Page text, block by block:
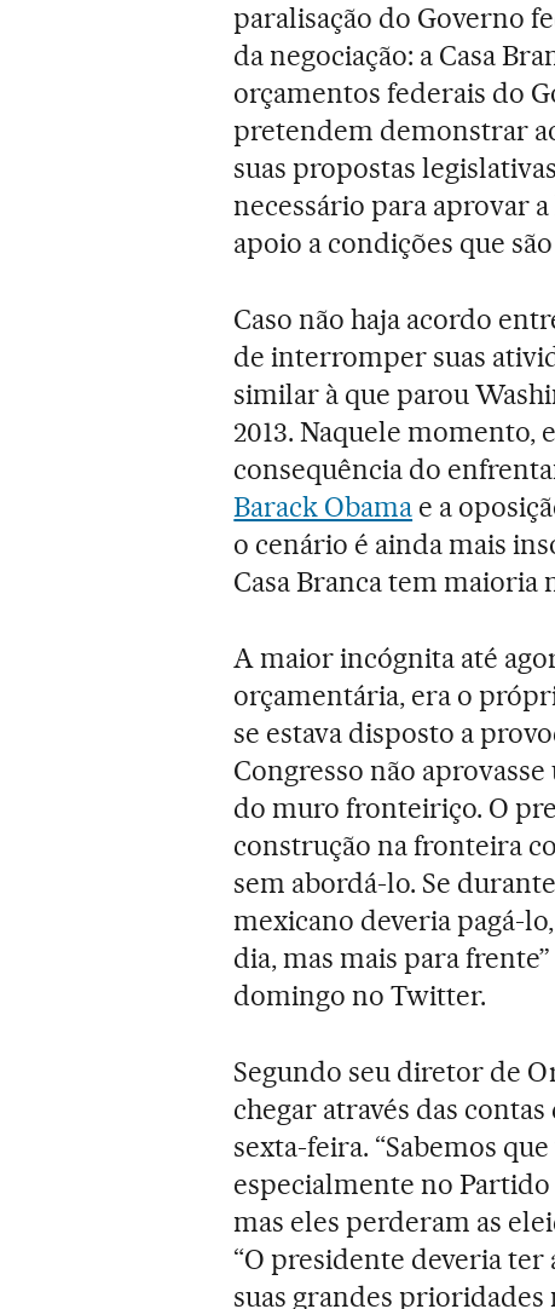
paralisação do Governo
da negociação: a Casa
orçamentos federais do
pretendem demonstrar
suas propostas
necessário para aprovar
apoio a condições que
Caso não haja acordo
de interromper suas
similar à que parou
2013. Naquele momento,
consequência do
Barack Obama e a
o cenário é ainda mais
Casa Branca tem maioria
A maior incógnita até
orçamentária, era o
se estava disposto a
Congresso não
do muro fronteiriço. O
construção na fronteira
sem abordá-lo. Se
mexicano deveria pagá-
dia, mas mais para
domingo no Twitter.
Segundo seu diretor de
chegar através das
sexta-feira. “Sabemos
especialmente no
mas eles perderam as
“O presidente deveria
suas grandes